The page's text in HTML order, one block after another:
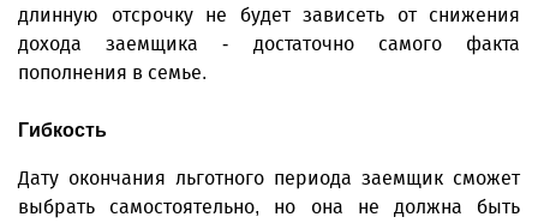
длинную отсрочку не будет зависеть от снижения
дохода заемщика - достаточно самого факта
пополнения в семье.
Гибкость
Дату окончания льготного периода заемщик сможет
выбрать самостоятельно, но она не должна быть